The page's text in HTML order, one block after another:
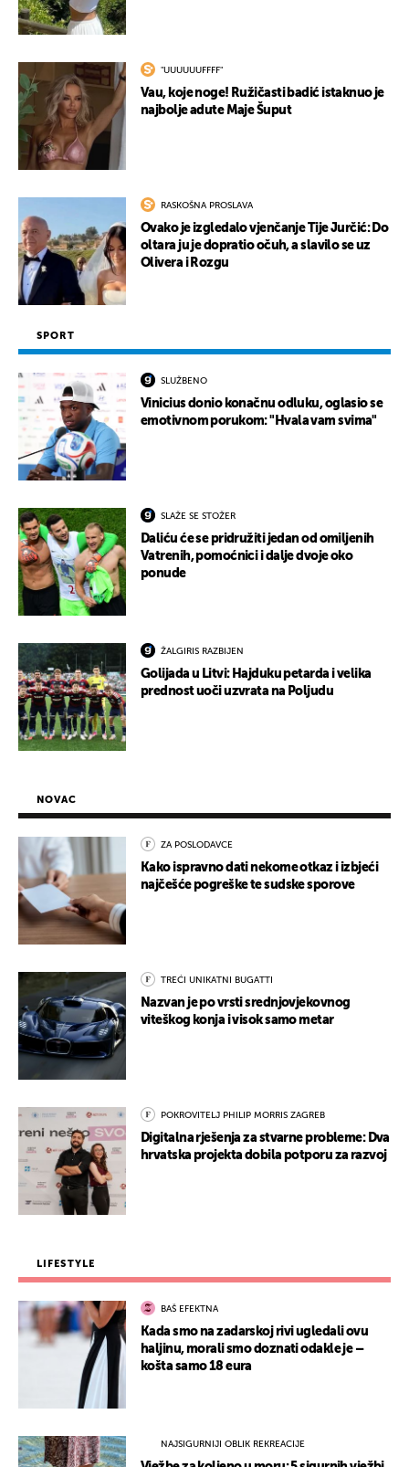
"UUUUUUFFFF"
Vau, koje noge! Ružičasti badić istaknuo je
najbolje adute Maje Šuput
RASKOŠNA PROSLAVA
Ovako je izgledalo vjenčanje Tije Jurčić: Do
oltara ju je dopratio očuh, a slavilo se uz
Olivera i Rozgu
SPORT
SLUŽBENO
Vinicius donio konačnu odluku, oglasio se
emotivnom porukom: "Hvala vam svima"
SLAŽE SE STOŽER
Daliću će se pridružiti jedan od omiljenih
Vatrenih, pomoćnici i dalje dvoje oko
ponude
ŽALGIRIS RAZBIJEN
Golijada u Litvi: Hajduku petarda i velika
prednost uoči uzvrata na Poljudu
NOVAC
ZA POSLODAVCE
Kako ispravno dati nekome otkaz i izbjeći
najčešće pogreške te sudske sporove
TREĆI UNIKATNI BUGATTI
Nazvan je po vrsti srednjovjekovnog
viteškog konja i visok samo metar
POKROVITELJ PHILIP MORRIS ZAGREB
Digitalna rješenja za stvarne probleme: Dva
hrvatska projekta dobila potporu za razvoj
LIFESTYLE
BAŠ EFEKTNA
Kada smo na zadarskoj rivi ugledali ovu
haljinu, morali smo doznati odakle je –
košta samo 18 eura
NAJSIGURNIJI OBLIK REKREACIJE